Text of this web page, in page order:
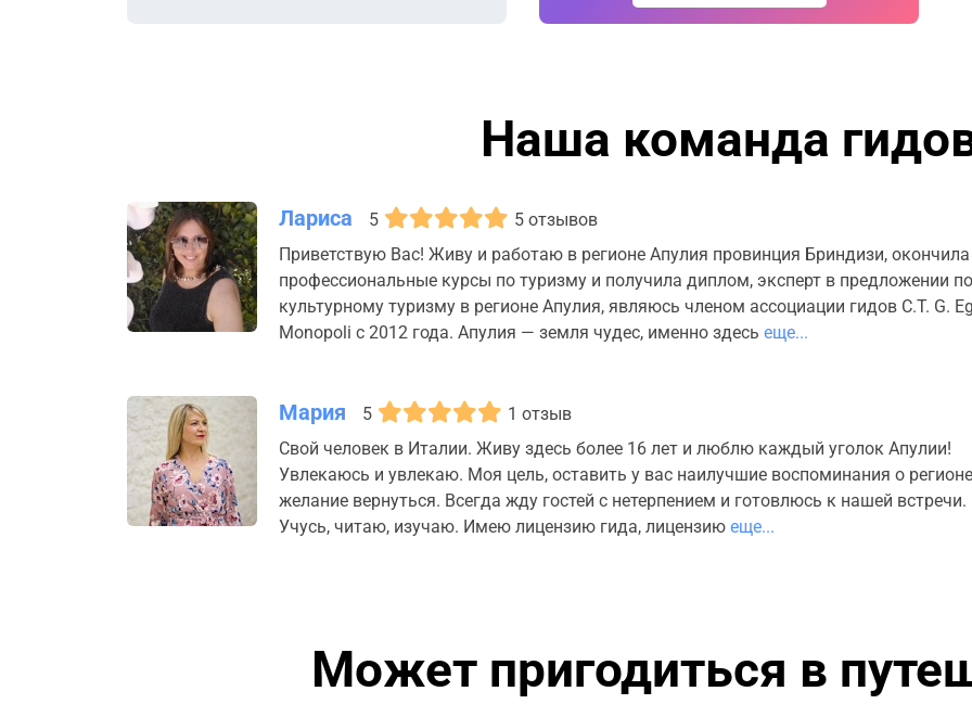
Наша команда
Лариса 5
5 отзывов
Приветствую Вас! Живу и работаю в регионе Апулия провинция Бриндизи, окончила
профессиональные курсы по туризму и получила диплом, эксперт в предложении по
культурному туризму в регионе Апулия, являюсь членом ассоциации гидов C.T. G.
Monopoli с 2012 года. Апулия — земля чудес, именно здесь еще...
Мария 5
1 отзыв
Свой человек в Италии. Живу здесь более 16 лет и люблю каждый уголок Апулии!
Увлекаюсь и увлекаю. Моя цель, оставить у вас наилучшие воспоминания о
желание вернуться. Всегда жду гостей с нетерпением и готовлюсь к нашей встречи.
Учусь, читаю, изучаю. Имею лицензию гида, лицензию еще...
Может пригодиться в